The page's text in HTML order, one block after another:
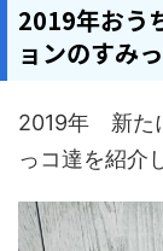
2019年おう
ョンのすみ
2019年 新た
っコ達を紹介